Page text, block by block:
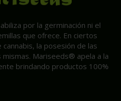
por la germinación ni el
que ofrece. En ciertos
la posesión de las
Mariseeds® apela a la
brindando productos 100%